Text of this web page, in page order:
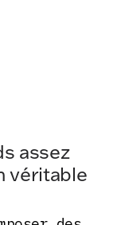
assez
véritable